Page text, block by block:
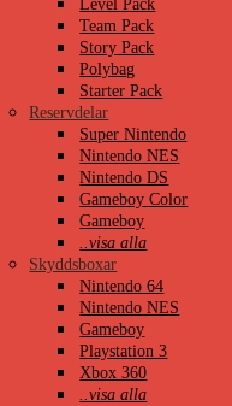
Level Pack
Team Pack
Story Pack
Polybag
Starter Pack
Reservdelar
Super Nintendo
Nintendo NES
Nintendo DS
Gameboy Color
Gameboy
..visa alla
Skyddsboxar
Nintendo 64
Nintendo NES
Gameboy
Playstation 3
Xbox 360
..visa alla